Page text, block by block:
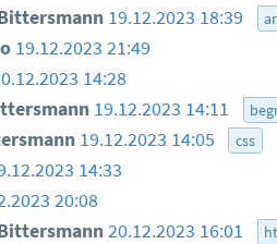
19.12.2023 18:39
19.12.2023 21:49
14:28
19.12.2023 14:11
19.12.2023 14:05 css
14:33
20:08
20.12.2023 16:01